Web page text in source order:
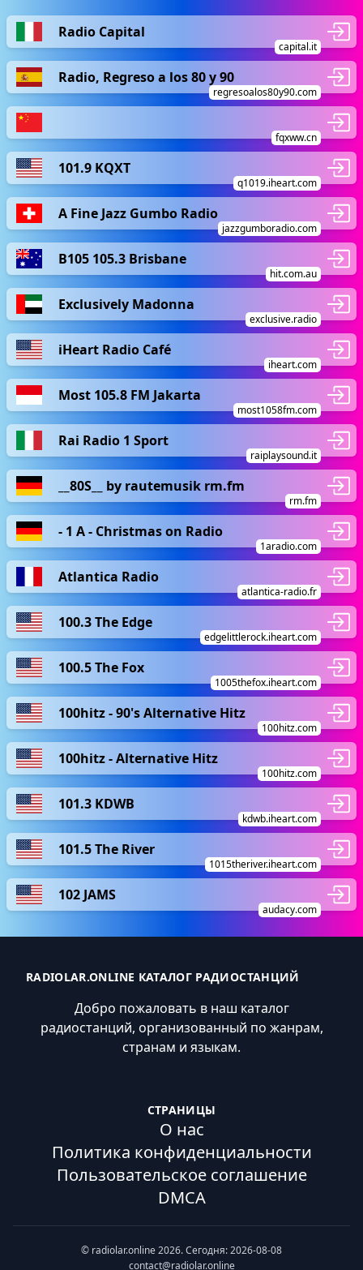
Radio Capital
capital.it
Radio, Regreso a los 80 y 90
regresoalos80y90.com
fqxww.cn
101.9 KQXT
q1019.iheart.com
A Fine Jazz Gumbo Radio
jazzgumboradio.com
B105 105.3 Brisbane
hit.com.au
Exclusively Madonna
exclusive.radio
iHeart Radio Café
iheart.com
Most 105.8 FM Jakarta
most1058fm.com
Rai Radio 1 Sport
raiplaysound.it
__80S__ by rautemusik rm.fm
rm.fm
- 1 A - Christmas on Radio
1aradio.com
Atlantica Radio
atlantica-radio.fr
100.3 The Edge
edgelittlerock.iheart.com
100.5 The Fox
1005thefox.iheart.com
100hitz - 90's Alternative Hitz
100hitz.com
100hitz - Alternative Hitz
100hitz.com
101.3 KDWB
kdwb.iheart.com
101.5 The River
1015theriver.iheart.com
102 JAMS
audacy.com
RADIOLAR.ONLINE КАТАЛОГ РАДИОСТАНЦИЙ
Добро пожаловать в наш каталог
радиостанций, организованный по жанрам,
странам и языкам.
СТРАНИЦЫ
О нас
Политика конфиденциальности
Пользовательское соглашение
DMCA
© radiolar.online 2026. Сегодня: 2026-08-08
contact@radiolar.online